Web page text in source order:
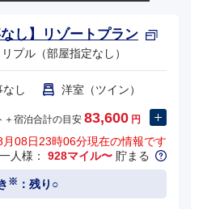
し】リゾートプラン
ル（部屋指定なし）
なし 洋室（ツイン）
＋宿泊合計の目安 83,600 円
月08日23時06分現在の情報です
人様： 928マイル〜 貯まる
※ ：残り○